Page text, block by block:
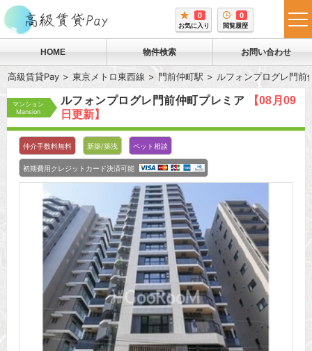
0
お気に入り
0
閲覧履歴
HOME 物件検索 お問い合わせ
高級賃貸Pay 東京メトロ東西線 門前仲町駅 ルフォンプログレ門前
マンション
Mansion
ルフォンプログレ門前仲町プレミア
【08月09
日更新】
仲介手数料無料 新築/築浅 ペット相談
初期費用クレジットカード決済可能